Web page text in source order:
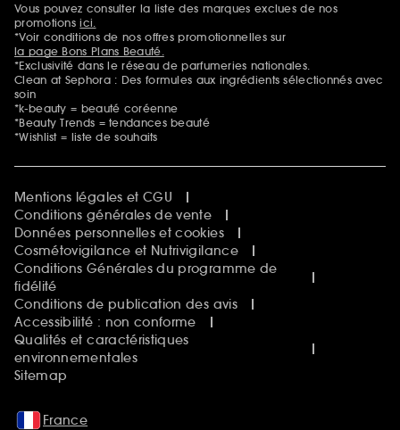
Mentions additionnelles
Vous pouvez consulter la liste des marques exclues de nos
promotionsici.
*Voir conditions de nos offres promotionnelles sur
la page Bons Plans Beauté.
*Exclusivité dans le réseau de parfumeries nationales.
Clean at Sephora : Des formules aux ingrédients sélectionnés avec
soin
*k-beauty = beauté coréenne
*Beauty Trends = tendances beauté
*Wishlist = liste de souhaits
Mentions légales et CGU
Conditions générales de vente
Données personnelles et cookies
Cosmétovigilance et Nutrivigilance
Conditions Générales du programme de
fidélité
Conditions de publication des avis
Accessibilité : non conforme
Qualités et caractéristiques
environnementales
Sitemap
France